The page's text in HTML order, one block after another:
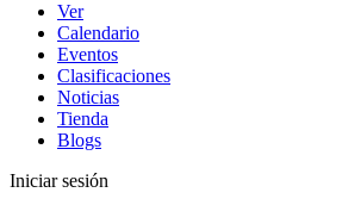
Ver
Calendario
Eventos
Clasificaciones
Noticias
Tienda
Blogs
Iniciar sesión